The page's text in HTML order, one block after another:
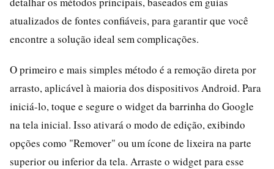
atualizados de fontes confiáveis, para garantir que você
encontre a solução ideal sem complicações.
O primeiro e mais simples método é a remoção direta por
arrasto, aplicável à maioria dos dispositivos Android. Para
iniciá-lo, toque e segure o widget da barrinha do Google
na tela inicial. Isso ativará o modo de edição, exibindo
opções como "Remover" ou um ícone de lixeira na parte
superior ou inferior da tela. Arraste o widget para esse